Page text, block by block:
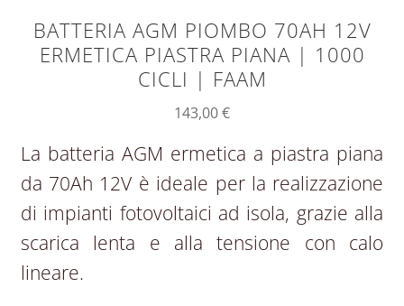
BATTERIA AGM PIOMBO 70AH 12V
ERMETICA PIASTRA PIANA | 1000
CICLI | FAAM
143,00€
La batteria AGM ermetica a piastra piana
da 70Ah 12V è ideale per la realizzazione
di impianti fotovoltaici ad isola, grazie alla
scarica lenta e alla tensione con calo
lineare.